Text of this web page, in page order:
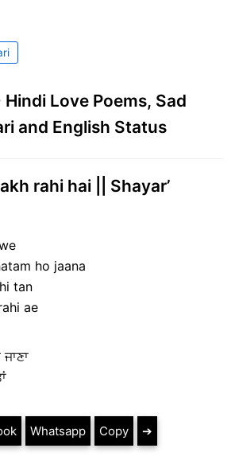
Love Poems, Sad
and English Status
rahi hai || Shayar’
ho jaana
tan
ae
Whatsapp Copy ➔